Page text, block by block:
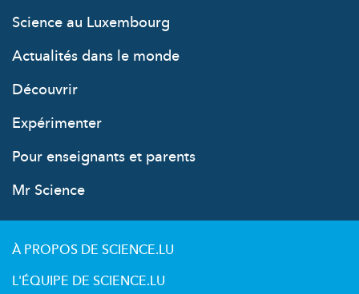
Science au Luxembourg
Actualités dans le monde
Découvrir
Expérimenter
Pour enseignants et parents
Mr Science
À PROPOS DE SCIENCE.LU
L'ÉQUIPE DE SCIENCE.LU